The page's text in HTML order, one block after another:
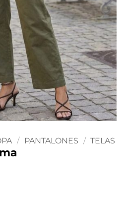
/ PANTALONES / TELAS